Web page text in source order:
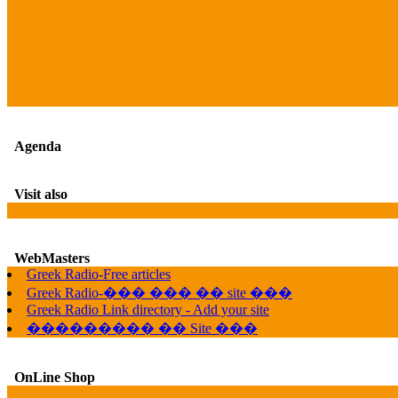
Agenda
Visit also
WebMasters
Greek Radio-Free articles
Greek Radio-��� ��� �� site ���
Greek Radio Link directory - Add your site
��������� �� Site ���
OnLine Shop